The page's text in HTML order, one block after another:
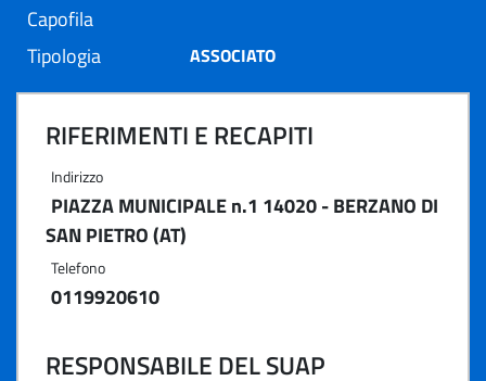
Capofila
Tipologia
ASSOCIATO
RIFERIMENTI E RECAPITI
Indirizzo
PIAZZA MUNICIPALE n.1 14020 - BERZANO DI
SAN PIETRO (AT)
Telefono
0119920610
RESPONSABILE DEL SUAP